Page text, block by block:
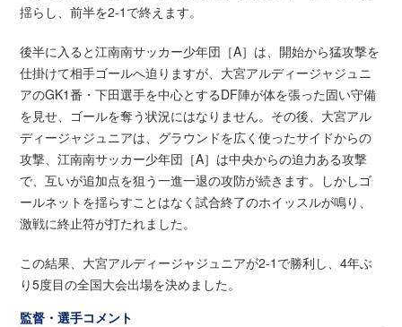
揺らし、前半を2-1で終えます。
後半に入ると江南南サッカー少年団［A］は、開始から猛攻撃を
仕掛けて相手ゴールへ迫りますが、大宮アルディージャジュニ
アのGK1番・下田選手を中心とするDF陣が体を張った固い守備
を見せ、ゴールを奪う状況にはなりません。その後、大宮アル
ディージャジュニアは、グラウンドを広く使ったサイドからの
攻撃、江南南サッカー少年団［A］は中央からの迫力ある攻撃
で、互いが追加点を狙う一進一退の攻防が続きます。しかしゴ
ールネットを揺らすことはなく試合終了のホイッスルが鳴り、
激戦に終止符が打たれました。
この結果、大宮アルディージャジュニアが2-1で勝利し、4年ぶ
り5度目の全国大会出場を決めました。
監督・選手コメント